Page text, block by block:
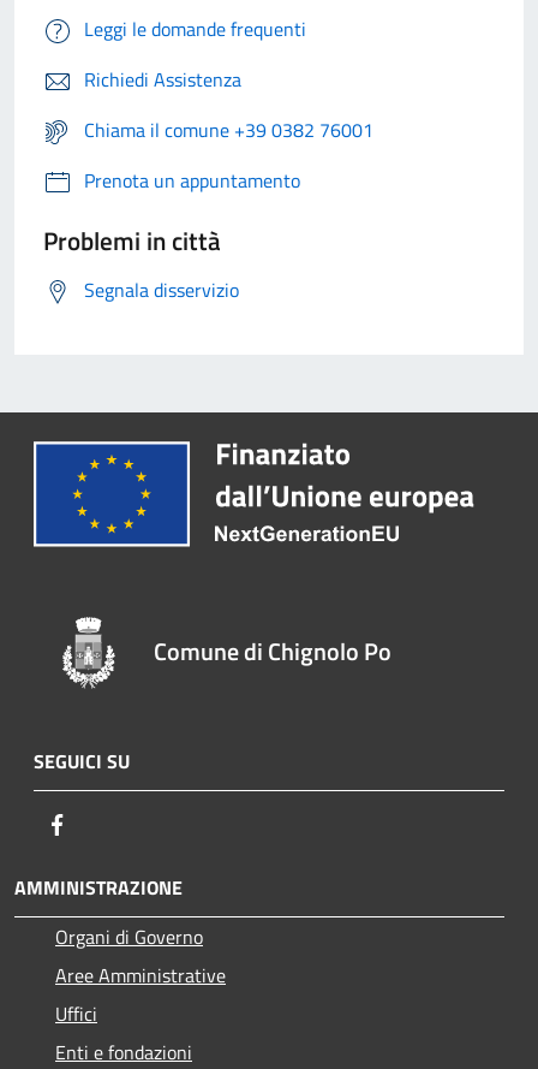
Leggi le domande frequenti
Richiedi Assistenza
Chiama il comune +39 0382 76001
Prenota un appuntamento
Problemi in città
Segnala disservizio
Comune di Chignolo Po
SEGUICI SU
AMMINISTRAZIONE
Organi di Governo
Aree Amministrative
Uffici
Enti e fondazioni